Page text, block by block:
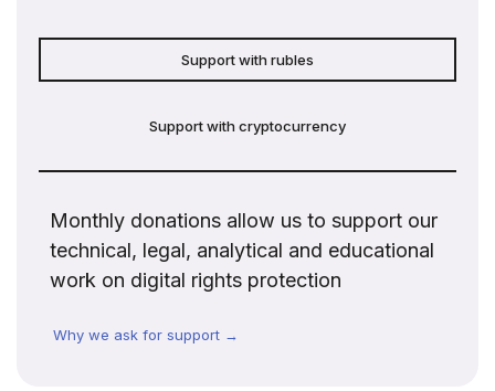
Support with rubles
Support with cryptocurrency
Monthly donations allow us to support our
technical, legal, analytical and educational
work on digital rights protection
Why we ask for support →